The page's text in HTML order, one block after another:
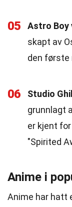
05 Astro Boy
skapt av
den første
06 Studio
grunnlagt
er kjent
"Spirited
Anime i
Anime har hatt